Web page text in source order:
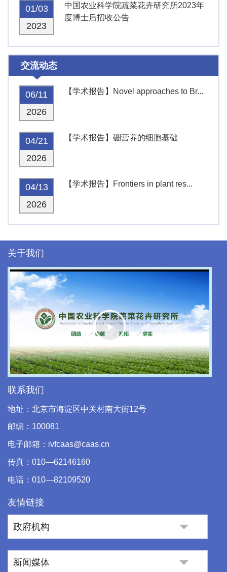
01/03
2023
中国农业科学院蔬菜花卉研究所2023年
度博士后招收公告
交流动态
06/11
2026
【学术报告】Novel approaches to Br...
04/21
2026
【学术报告】硼营养的细胞基础
04/13
2026
【学术报告】Frontiers in plant res...
关于我们
Play
Video
联系我们
地址：北京市海淀区中关村南大街12号
邮编：100081
电子邮箱：ivfcaas@caas.cn
传真：010—62146160
电话：010—82109520
友情链接
政府机构
新闻媒体